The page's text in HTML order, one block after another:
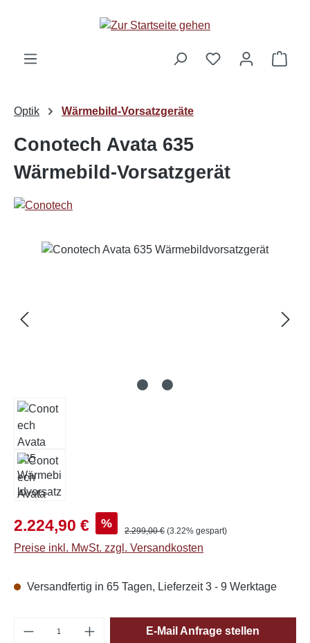
Zum Hauptinhalt springen
Optik Wärmebild-Vorsatzgeräte
Conotech Avata 635
Wärmebild-Vorsatzgerät
Verkaufspreis:
2.224,90 € % Regulärer Preis:
2.299,00 € (3.22% gespart)
Preise inkl. MwSt. zzgl. Versandkosten
Versandfertig in 65 Tagen, Lieferzeit 3 - 9 Werktage
Produkt Anzahl: Gib den gewünschten
E-Mail Anfrage stellen